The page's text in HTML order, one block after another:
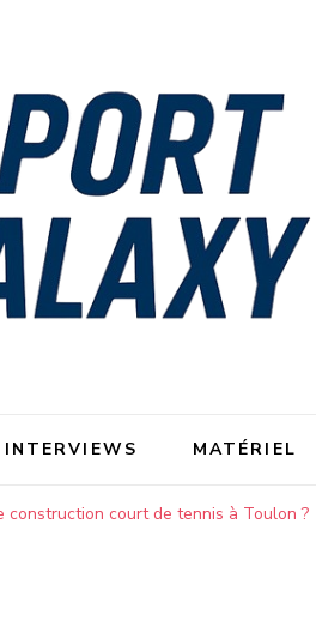
INTERVIEWS MATÉRIEL
construction court de tennis à Toulon ?